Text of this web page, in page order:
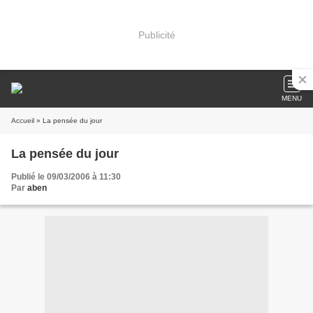
Publicité
MENU
Accueil » La pensée du jour
La pensée du jour
Publié le 09/03/2006 à 11:30
Par aben